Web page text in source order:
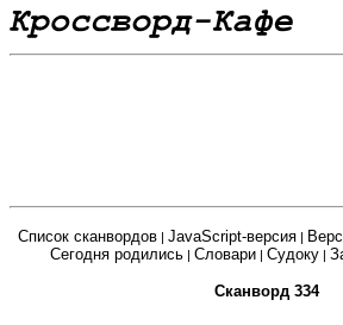
Список сканвордов| JavaScript-версия|
Сегодня родились | Словари | Судоку |
Сканворд 334